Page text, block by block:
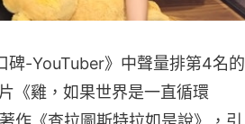
碑-YouTuber》中聲量排第4名的
《雞，如果世界是一直循環